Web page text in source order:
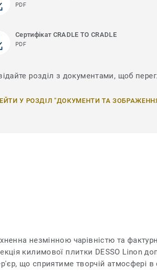
PDF
Сертифікат CRADLE TO CRADLE
PDF
розділ з документами, щоб
У РОЗДІЛ "ДОКУМЕНТИ ТА
незмінною чарівністю та
килимової плитки DESSO Linon
що сприятиме творчій атмосфері в